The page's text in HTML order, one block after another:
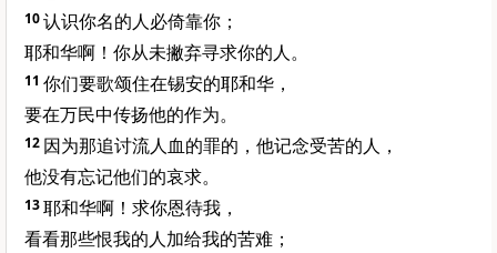
10认识你名的人必倚靠你；
耶和华啊！你从未撇弃寻求你的人。
11 你们要歌颂住在锡安的耶和华，
要在万民中传扬他的作为。
12 因为那追讨流人血的罪的，他记念受苦的人，
他没有忘记他们的哀求。
13耶和华啊！求你恩待我，
看看那些恨我的人加给我的苦难；